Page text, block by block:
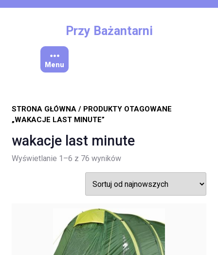
Przy Bażantarni
Menu
STRONA GŁÓWNA / PRODUKTY OTAGOWANE
„WAKACJE LAST MINUTE”
wakacje last minute
Wyświetlanie 1–6 z 76 wynikówPosortowane
najnowszych